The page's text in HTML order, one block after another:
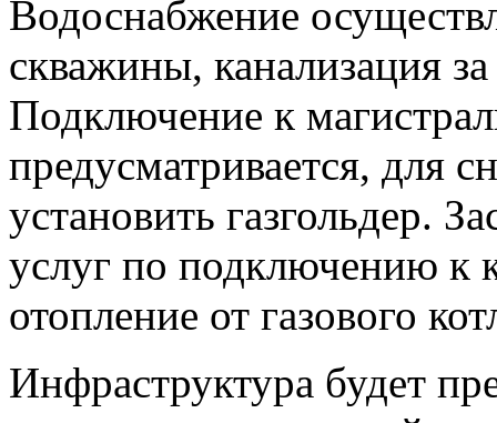
Водоснабжение
скважины, канализация
Подключение к
предусматривается, для
установить газгольдер.
услуг по подключению к
отопление от газового
Инфраструктура будет